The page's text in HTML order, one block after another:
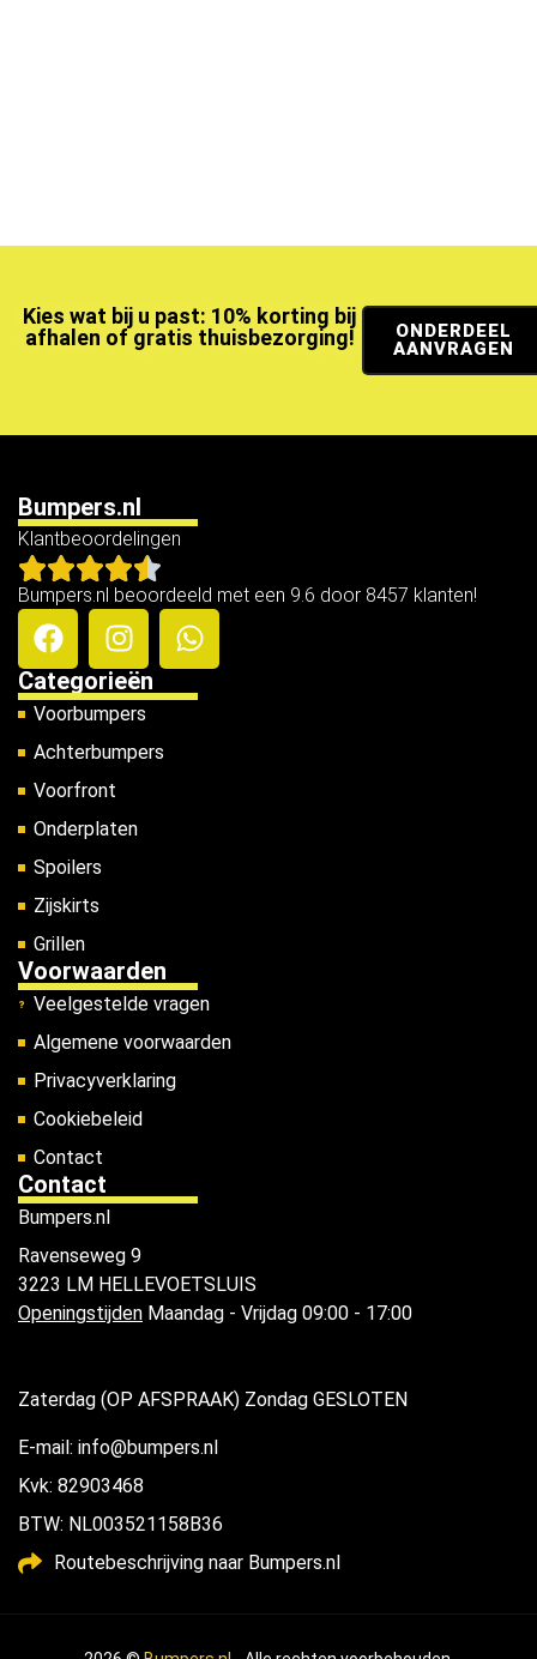
Kies wat bij u past: 10% korting bij
afhalen of gratis thuisbezorging!
ONDERDEEL
AANVRAGEN
Bumpers.nl
Klantbeoordelingen
Bumpers.nl beoordeeld met een 9.6 door 8457 klanten!
Categorieën
Voorbumpers
Achterbumpers
Voorfront
Onderplaten
Spoilers
Zijskirts
Grillen
Voorwaarden
Veelgestelde vragen
Algemene voorwaarden
Privacyverklaring
Cookiebeleid
Contact
Contact
Bumpers.nl
Ravenseweg 9
3223 LM HELLEVOETSLUIS
Openingstijden Maandag - Vrijdag 09:00 - 17:00
Zaterdag (OP AFSPRAAK) Zondag GESLOTEN
E-mail: info@bumpers.nl
Kvk: 82903468
BTW: NL003521158B36
Routebeschrijving naar Bumpers.nl